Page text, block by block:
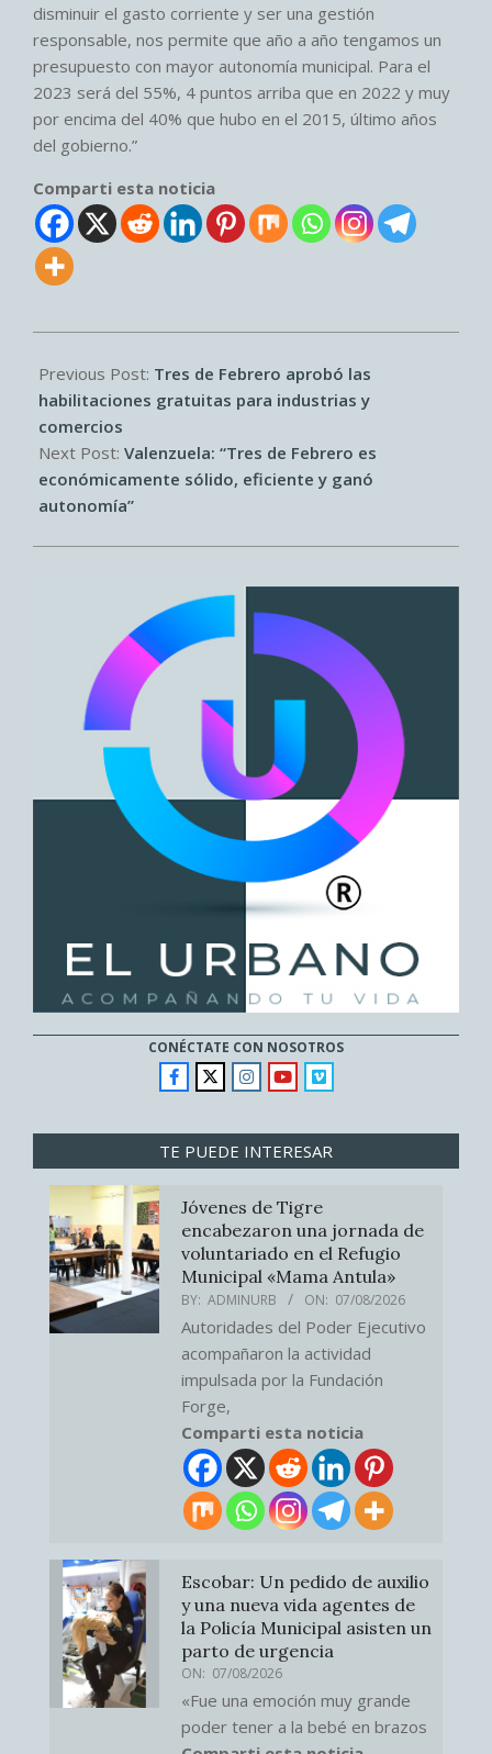
disminuir el gasto corriente y ser una gestión
responsable, nos permite que año a año tengamos un
presupuesto con mayor autonomía municipal. Para el
2023 será del 55%, 4 puntos arriba que en 2022 y muy
por encima del 40% que hubo en el 2015, último años
del gobierno.”
Comparti esta noticia
12-
22
Previous Post: Tres de Febrero aprobó las
habilitaciones gratuitas para industrias y
comercios
Next Post: Valenzuela: “Tres de Febrero es
económicamente sólido, eficiente y ganó
autonomía”
CONÉCTATE CON NOSOTROS
TE PUEDE INTERESAR
Jóvenes de Tigre
encabezaron una jornada de
voluntariado en el Refugio
Municipal «Mama Antula»
BY: ADMINURB ON: 07/08/2026
Autoridades del Poder Ejecutivo
acompañaron la actividad
impulsada por la Fundación
Forge,
Comparti esta noticia
Escobar: Un pedido de auxilio
y una nueva vida agentes de
la Policía Municipal asisten un
parto de urgencia
ON: 07/08/2026
«Fue una emoción muy grande
poder tener a la bebé en brazos